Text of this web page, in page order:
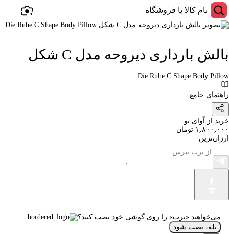
بالش بارداری دیروحه مدل C شکل
Die Ruhe C Shape Body Pillow
راهنمای جامع
خرید از آوای نو
۱٫۸۰۰٫۰۰۰ تومان
ارزان‌ترین
می‌خواهید «ترب» را روی گوشی خود نصب کنید؟
بله، نصب شود